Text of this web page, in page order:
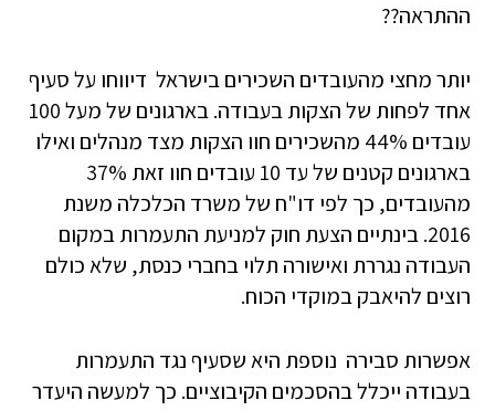
ההתראה??
יותר מחצי מהעובדים השכירים בישראל דיווחו על סעיף
אחד לפחות של הצקות בעבודה. בארגונים של מעל 100
עובדים 44% מהשכירים חוו הצקות מצד מנהלים ואילו
בארגונים קטנים של עד 10 עובדים חוו זאת 37%
מהעובדים, כך לפי דו"ח של משרד הכלכלה משנת
2016. בינתיים הצעת חוק למניעת התעמרות במקום
העבודה נגררת ואישורה תלוי בחברי כנסת, שלא כולם
רוצים להיאבק במוקדי הכוח.
אפשרות סבירה נוספת היא שסעיף נגד התעמרות
בעבודה ייכלל בהסכמים הקיבוציים. כך למעשה היעדר